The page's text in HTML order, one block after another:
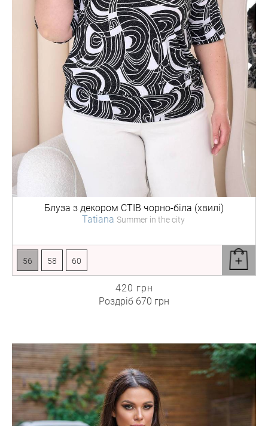
Блуза з декором СТІВ чорно-біла (хвилі)
Tatiana Summer in the city
56 58 60
420 грн
Роздріб 670 грн